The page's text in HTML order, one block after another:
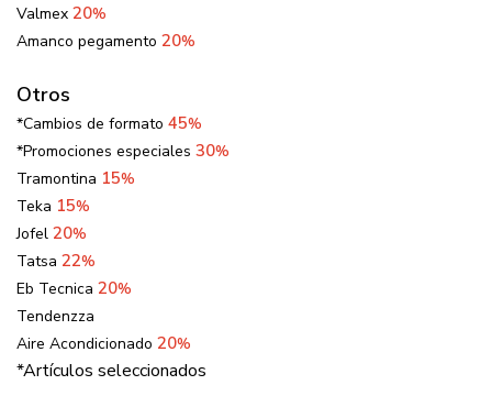
Valmex 20%
Amanco pegamento 20%
Otros
*Cambios de formato 45%
*Promociones especiales 30%
Tramontina 15%
Teka 15%
Jofel 20%
Tatsa 22%
Eb Tecnica 20%
Tendenzza
Aire Acondicionado 20%
*Artículos seleccionados